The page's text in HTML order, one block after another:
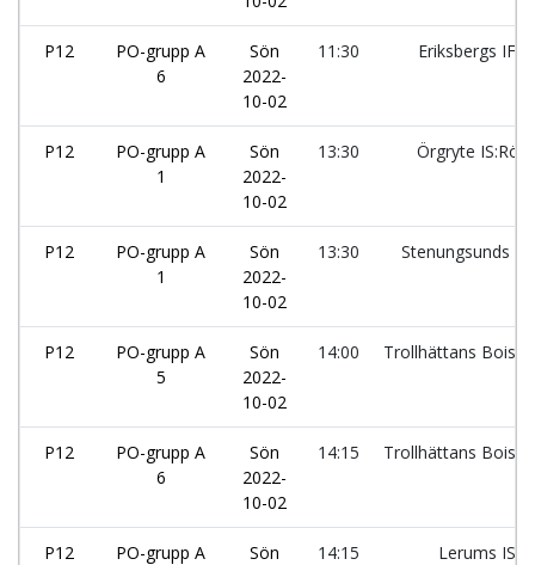
P12
PO-grupp A
6
Sön
2022-
10-02
11:30 Eriksbergs IF:3
P12
PO-grupp A
1
Sön
2022-
10-02
13:30 Örgryte IS:Röd
P12
PO-grupp A
1
Sön
2022-
10-02
13:30 Stenungsunds IF
P12
PO-grupp A
5
Sön
2022-
10-02
14:00 Trollhättans Bois:1
P12
PO-grupp A
6
Sön
2022-
10-02
14:15 Trollhättans Bois:2
P12
PO-grupp A
Sön
14:15 Lerums IS:1